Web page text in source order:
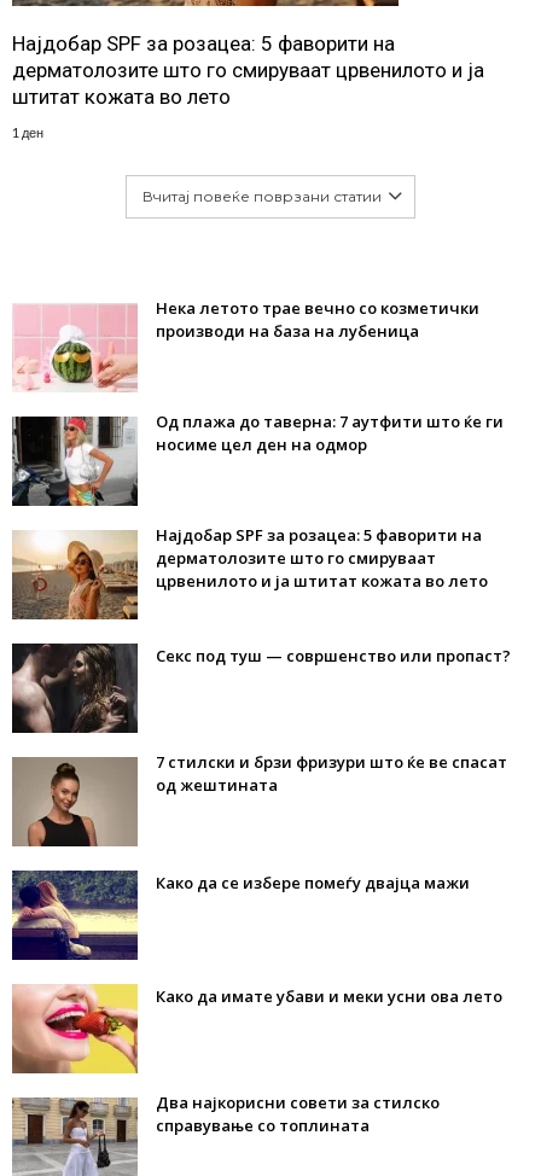
Најдобар SPF за розацеа: 5 фаворити на
дерматолозите што го смируваат црвенилото и ја
штитат кожата во лето
1 ден
Вчитај повеќе поврзани статии
Нека летото трае вечно со козметички
производи на база на лубеница
Од плажа до таверна: 7 аутфити што ќе ги
носиме цел ден на одмор
Најдобар SPF за розацеа: 5 фаворити на
дерматолозите што го смируваат
црвенилото и ја штитат кожата во лето
Секс под туш — совршенство или пропаст?
7 стилски и брзи фризури што ќе ве спасат
од жештината
Како да се избере помеѓу двајца мажи
Како да имате убави и меки усни ова лето
Два најкорисни совети за стилско
справување со топлината